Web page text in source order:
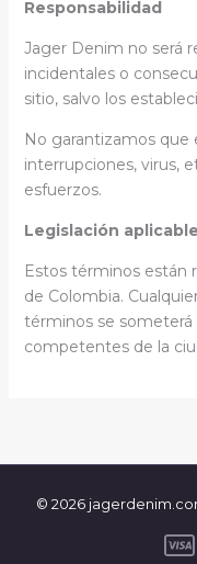
Jager Denim no será
incidentales o
sitio, salvo los
No garantizamos que
interrupciones, virus,
esfuerzos.
Legislación
Estos términos están
de Colombia.
términos se someterá
competentes de la
© 2026